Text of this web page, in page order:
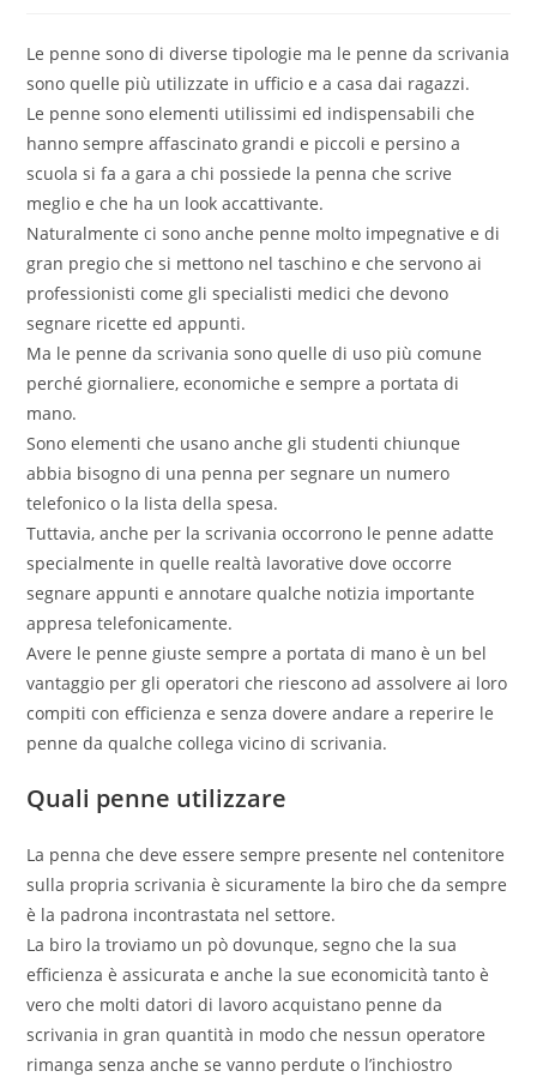
Le penne sono di diverse tipologie ma le penne da scrivania
sono quelle più utilizzate in ufficio e a casa dai ragazzi.
Le penne sono elementi utilissimi ed indispensabili che
hanno sempre affascinato grandi e piccoli e persino a
scuola si fa a gara a chi possiede la penna che scrive
meglio e che ha un look accattivante.
Naturalmente ci sono anche penne molto impegnative e di
gran pregio che si mettono nel taschino e che servono ai
professionisti come gli specialisti medici che devono
segnare ricette ed appunti.
Ma le penne da scrivania sono quelle di uso più comune
perché giornaliere, economiche e sempre a portata di
mano.
Sono elementi che usano anche gli studenti chiunque
abbia bisogno di una penna per segnare un numero
telefonico o la lista della spesa.
Tuttavia, anche per la scrivania occorrono le penne adatte
specialmente in quelle realtà lavorative dove occorre
segnare appunti e annotare qualche notizia importante
appresa telefonicamente.
Avere le penne giuste sempre a portata di mano è un bel
vantaggio per gli operatori che riescono ad assolvere ai loro
compiti con efficienza e senza dovere andare a reperire le
penne da qualche collega vicino di scrivania.
Quali penne utilizzare
La penna che deve essere sempre presente nel contenitore
sulla propria scrivania è sicuramente la biro che da sempre
è la padrona incontrastata nel settore.
La biro la troviamo un pò dovunque, segno che la sua
efficienza è assicurata e anche la sue economicità tanto è
vero che molti datori di lavoro acquistano penne da
scrivania in gran quantità in modo che nessun operatore
rimanga senza anche se vanno perdute o l’inchiostro